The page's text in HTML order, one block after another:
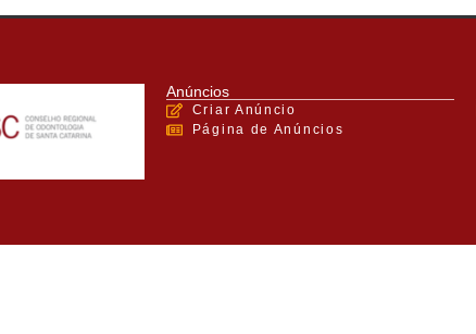
Anúncios
Criar Anúncio
Página de Anúncios